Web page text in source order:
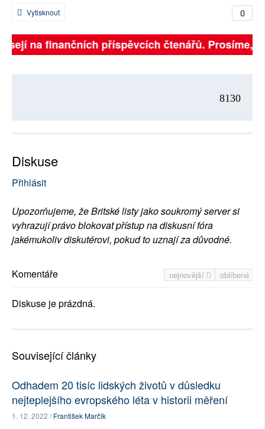
0
Vytisknout
na finančních příspěvcích čtenářů. Prosíme,
8130
Diskuse
Přihlásit
Upozorňujeme, že Britské listy jako soukromý server si
vyhrazují právo blokovat přístup na diskusní fóra
jakémukoliv diskutérovi, pokud to uznají za důvodné.
nejnovější oblíbené
Komentáře
Diskuse je prázdná.
Související články
Odhadem 20 tisíc lidských životů v důsledku
nejteplejšího evropského léta v historii měření
1. 12. 2022 /František Marčík